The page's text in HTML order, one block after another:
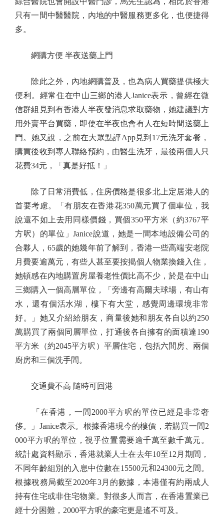
只有一間中醫醫院，內地的中醫服務更多化，也便捷得
多。
網購方便 半夜送藥上門
除此之外，內地網購普及，也為病人買藥提供極大
便利。經常住在中山三鄉的港人Janice表示，曾經在微
信群組見到有香港人半夜發消息求取藥物，她建議對方
用外賣平台買藥，即使在半夜也會有人在短時間送藥上
門。她又說，之前在大眾點評App見到17元洗牙套餐，
購買後收到專人聯絡預約，由醫生洗牙，最後兩個人只
花費34元，「真是好抵！」
除了日常消費低，住房價格是很多北上定居港人的
首要考慮。「有朋友在香港花350萬元買了個車位，我
說還不如上去用同樣價錢，買個350平方米（約3767平
方呎）的單位」Janice說道，她是一間本地設備公司的
合夥人，65歲的她幾年前了解到，香港一些高端安老院
月費要逾萬元，有些人甚至要按揭個人物業換錢入住，
她頓感在內地購置房屋養老性價比高不少，於是在中山
三鄉購入一個高層單位，「旁邊有高爾夫球場，有山有
水，還有個活水湖，樓下有大堂，感覺周邊環境非常
好。」她又介紹給朋友，商量後她和朋友各自以約250
萬購買了兩個同層單位，打通後各自擁有的面積達190
平方米（約2045平方呎）平層住宅，包括六間房、兩個
廚房和三個洗手間。
交通費不高 隨時可回港
「在香港，一間2000平方呎的單位已經是非常奢
侈。」Janice表示。根據香港現今的樓價，若購買一間2
000平方呎的單位，視乎位置需要逾千萬至數千萬元。
統計處資料顯示，香港就業人士在去年10至12月期間，
不同年齡組別的入息中位數在15500元和24300元之間。
根據稅務局截至2020年3月的數據，本港僅有約兩成人
持有住宅或非住宅物業。對很多人而言，在香港置業已
經十分困難，2000平方呎的豪宅更是遙不可及。